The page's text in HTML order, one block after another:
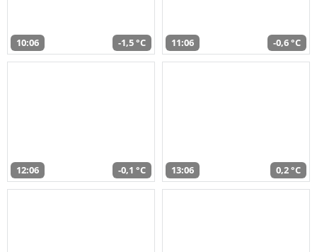
10:06 -1,5 °C 11:06 -0,6 °C
12:06 -0,1 °C 13:06 0,2 °C